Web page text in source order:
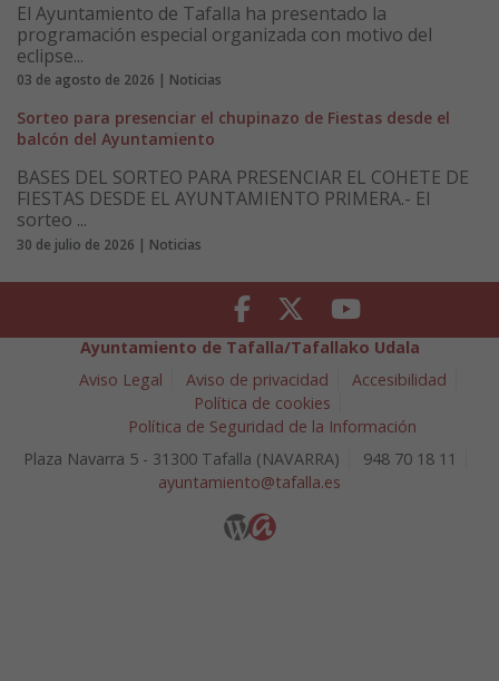
El Ayuntamiento de Tafalla ha presentado la
programación especial organizada con motivo del
eclipse...
03 de agosto de 2026 | Noticias
Sorteo para presenciar el chupinazo de Fiestas desde el
balcón del Ayuntamiento
BASES DEL SORTEO PARA PRESENCIAR EL COHETE DE
FIESTAS DESDE EL AYUNTAMIENTO PRIMERA.- El
sorteo ...
30 de julio de 2026 | Noticias
Facebook Twitter Youtube
Ayuntamiento de Tafalla/Tafallako Udala
Aviso Legal
Aviso de privacidad
Accesibilidad
Política de cookies
Política de Seguridad de la Información
Plaza Navarra 5 - 31300 Tafalla (NAVARRA)
948 70 18 11
ayuntamiento@tafalla.es